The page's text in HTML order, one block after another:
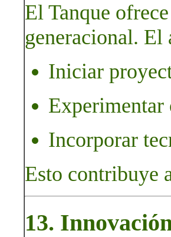
El Tanque
generacional.
Iniciar
Experimentar
Incorporar
Esto contribuye
13.